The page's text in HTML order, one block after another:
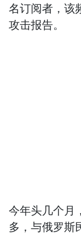
名订阅者，该
攻击报告。
今年头几个月
多，与俄罗斯